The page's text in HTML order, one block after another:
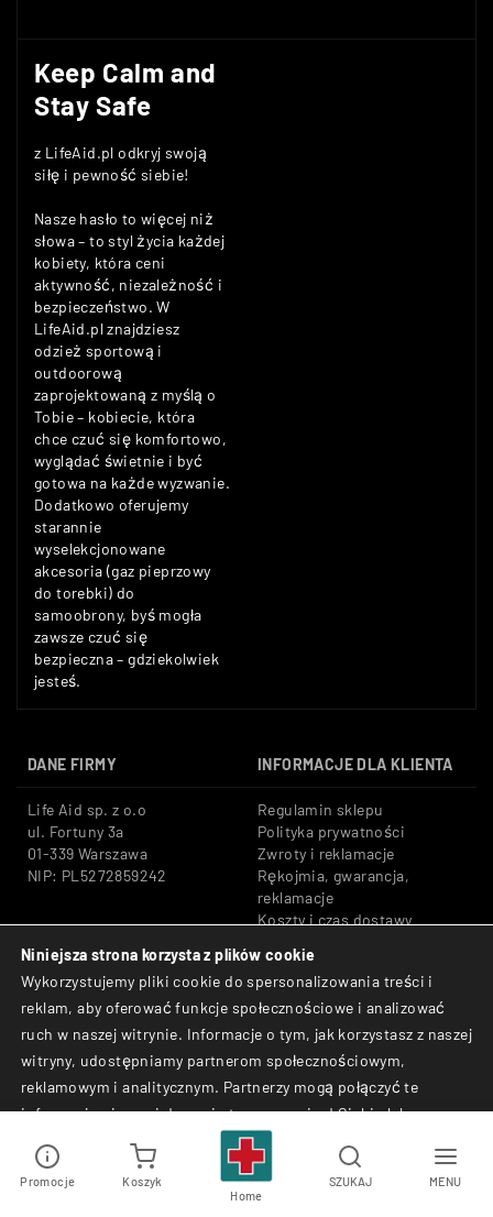
Keep Calm and
Stay Safe
z LifeAid.pl odkryj swoją
siłę i pewność siebie!
Nasze hasło to więcej niż
słowa – to styl życia każdej
kobiety, która ceni
aktywność, niezależność i
bezpieczeństwo. W
LifeAid.pl znajdziesz
odzież sportową i
outdoorową
zaprojektowaną z myślą o
Tobie – kobiecie, która
chce czuć się komfortowo,
wyglądać świetnie i być
gotowa na każde wyzwanie.
Dodatkowo oferujemy
starannie
wyselekcjonowane
akcesoria (gaz pieprzowy
do torebki) do
samoobrony, byś mogła
zawsze czuć się
bezpieczna – gdziekolwiek
jesteś.
DANE FIRMY INFORMACJE DLA KLIENTA
Life Aid sp. z o.o
ul. Fortuny 3a
01-339 Warszawa
NIP: PL5272859242
Regulamin sklepu
Polityka prywatności
Zwroty i reklamacje
Rękojmia, gwarancja,
reklamacje
Koszty i czas dostawy
Tel: +48 533 666 776
E-mail: shop@lifeaid.pl
Bezpieczne płatności:
Przelewy24, BLIK, Karty
płatnicze
© Life Aid sp. z o.o. All
Rights Reserved.
Promocje
Koszyk
Home
SZUKAJ MENU
Niniejsza strona korzysta z plików cookie
Wykorzystujemy pliki cookie do spersonalizowania treści i
reklam, aby oferować funkcje społecznościowe i analizować
ruch w naszej witrynie. Informacje o tym, jak korzystasz z naszej
witryny, udostępniamy partnerom społecznościowym,
reklamowym i analitycznym. Partnerzy mogą połączyć te
informacje z innymi danymi otrzymanymi od Ciebie lub
uzyskanymi podczas korzystania z ich usług.
Akceptuj Odrzuć